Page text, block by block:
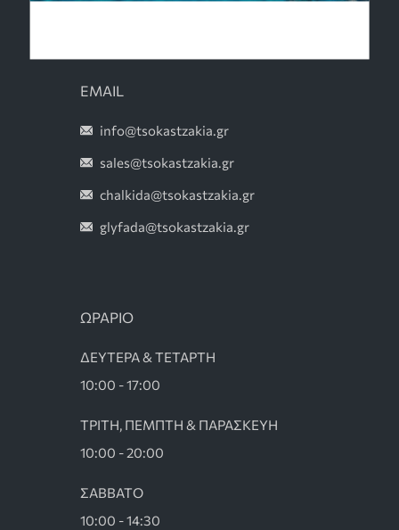
EMAIL
info@tsokastzakia.gr
sales@tsokastzakia.gr
chalkida@tsokastzakia.gr
glyfada@tsokastzakia.gr
ΩΡΑΡΙΟ
ΔΕΥΤΕΡΑ & ΤΕΤΑΡΤΗ
10:00 - 17:00
ΤΡΙΤΗ, ΠΕΜΠΤΗ & ΠΑΡΑΣΚΕΥΗ
10:00 - 20:00
ΣΑΒΒΑΤΟ
10:00 - 14:30